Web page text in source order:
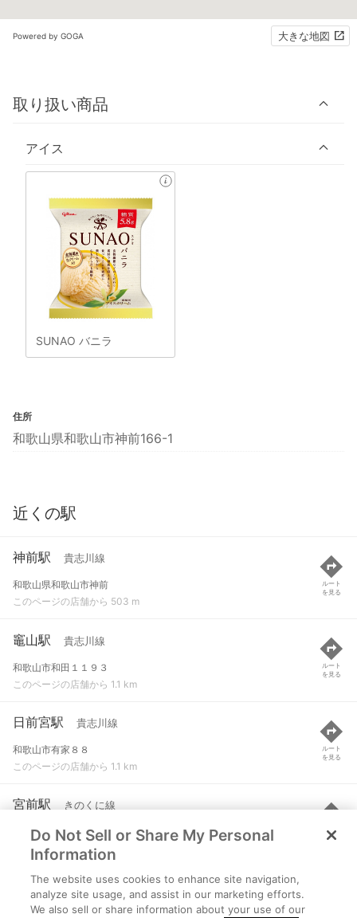
Powered by GOGA 大きな地図
取り扱い商品
アイス
SUNAO バニラ
住所
和歌山県和歌山市神前166-1
近くの駅
神前駅 貴志川線
和歌山県和歌山市神前
このページの店舗から 503 m
ルート
を見る
竈山駅 貴志川線
和歌山市和田１１９３
このページの店舗から 1.1 km
ルート
を見る
日前宮駅 貴志川線
和歌山市有家８８
このページの店舗から 1.1 km
ルート
を見る
宮前駅 きのくに線
和歌山市中島
このページの店舗から 1.2 km
ルート
を見る
田中口駅 貴志川線
和歌山市美園町５-９３
Do Not Sell or Share My Personal
Information
The website uses cookies to enhance site navigation,
analyze site usage, and assist in our marketing efforts.
We also sell or share information about your use of our